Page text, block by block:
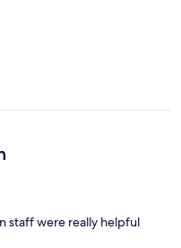
staff were really helpful